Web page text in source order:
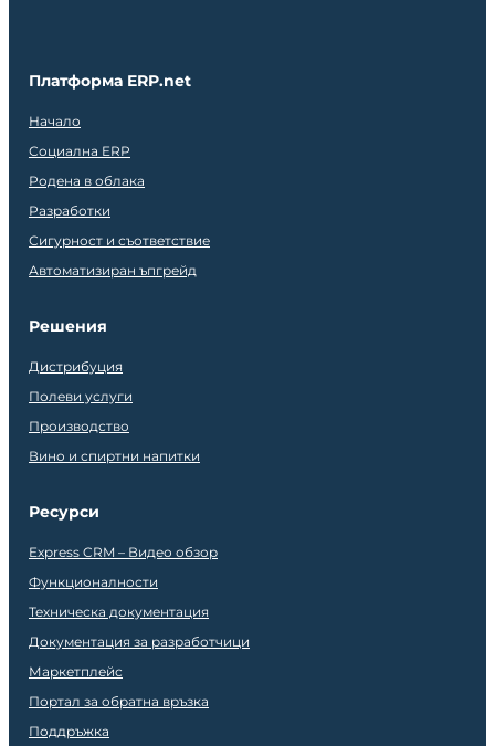
Платформа ERP.net
Начало
Социална ERP
Родена в облака
Разработки
Сигурност и съответствие
Автоматизиран ъпгрейд
Решения
Дистрибуция
Полеви услуги
Производство
Вино и спиртни напитки
Ресурси
Express CRM – Видео обзор
Функционалности
Техническа документация
Документация за разработчици
Маркетплейс
Портал за обратна връзка
Поддръжка